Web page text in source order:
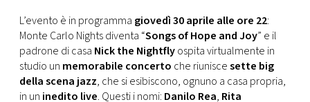
L’evento è in programma giovedì 30 aprile alle ore 22:
Monte Carlo Nights diventa “Songs of Hope and Joy” e il
padrone di casa Nick the Nightflyospita virtualmente in
studio un memorabile concerto che riuniscesette big
della scena jazz, che si esibiscono, ognuno a casa propria,
in un inedito live. Questi i nomi: Danilo Rea, Rita